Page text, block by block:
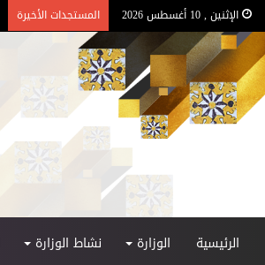
الإثنين , 10 أغسطس 2026 المستجدات الأخيرة
الرئيسية الوزارة نشاط الوزارة